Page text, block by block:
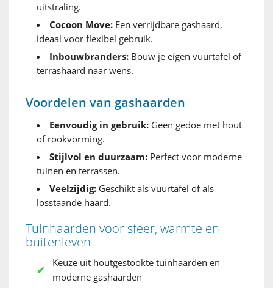
uitstraling.
Cocoon Move: Een verrijdbare gashaard,
ideaal voor flexibel gebruik.
Inbouwbranders: Bouw je eigen vuurtafel of
terrashaard naar wens.
Voordelen van gashaarden
Eenvoudig in gebruik: Geen gedoe met hout
of rookvorming.
Stijlvol en duurzaam: Perfect voor moderne
tuinen en terrassen.
Veelzijdig: Geschikt als vuurtafel of als
losstaande haard.
Tuinhaarden voor sfeer, warmte en
buitenleven
Keuze uit houtgestookte tuinhaarden en
moderne gashaarden